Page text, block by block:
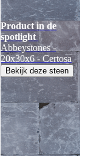
Product in de
spotlight
Abbeystones -
20x30x6 - Certosa
Bekijk deze steen